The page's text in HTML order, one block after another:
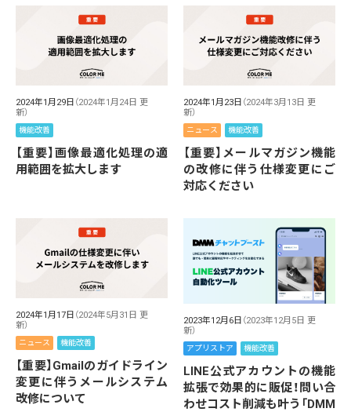
2024年1月29日 （2024年1月24日 更
新）
機能改善
【重要】画像最適化処理の適
用範囲を拡大します
2024年1月23日 （2024年3月13日 更
新）
ニュース 機能改善
【重要】メールマガジン機能
の改修に伴う仕様変更にご
対応ください
2024年1月17日 （2024年5月31日 更
新）
ニュース 機能改善
【重要】Gmailのガイドライン
変更に伴うメールシステム
改修について
2023年12月6日 （2023年12月5日 更
新）
アプリストア 機能改善
LINE公式アカウントの機能
拡張で効果的に販促！問い合
わせコスト削減も叶う「DMM